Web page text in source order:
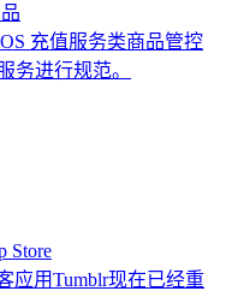
充值服务类商品管控
务进行规范。
Store
应用Tumblr现在已经重